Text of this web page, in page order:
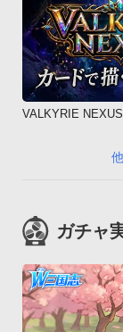
VALKYRIE
ガチャ